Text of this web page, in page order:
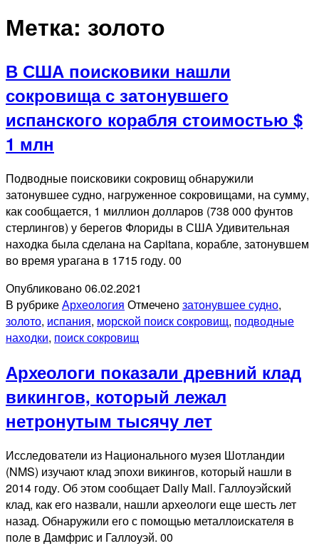
Метка: золото
В США поисковики нашли
сокровища с затонувшего
испанского корабля стоимостью $
1 млн
Подводные поисковики сокровищ обнаружили
затонувшее судно, нагруженное сокровищами, на сумму,
как сообщается, 1 миллион долларов (738 000 фунтов
стерлингов) у берегов Флориды в США Удивительная
находка была сделана на Capitana, корабле, затонувшем
во время урагана в 1715 году. 00
Опубликовано06.02.2021
В рубрикеАрхеология Отмеченозатонувшее судно,
золото, испания, морской поиск сокровищ, подводные
находки, поиск сокровищ
Археологи показали древний клад
викингов, который лежал
нетронутым тысячу лет
Исследователи из Национального музея Шотландии
(NMS) изучают клад эпохи викингов, который нашли в
2014 году. Об этом сообщает Daily Mail. Галлоуэйский
клад, как его назвали, нашли археологи еще шесть лет
назад. Обнаружили его с помощью металлоискателя в
поле в Дамфрис и Галлоуэй. 00